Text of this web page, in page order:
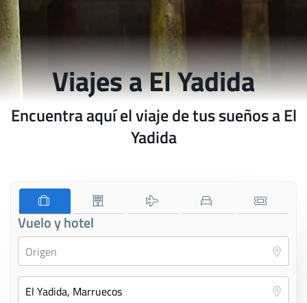
Viajes a El Yadida
Encuentra aquí el viaje de tus sueños a El
Yadida
Vuelo y hotel